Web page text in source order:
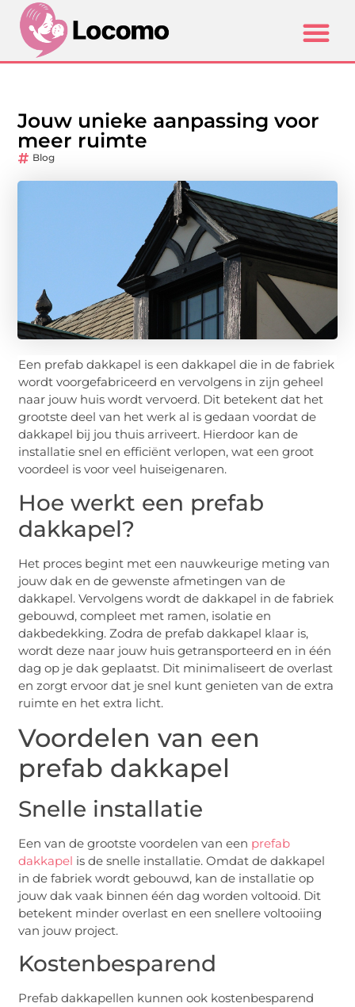
Jouw unieke aanpassing voor
meer ruimte
Blog
Een prefab dakkapel is een dakkapel die in de fabriek
wordt voorgefabriceerd en vervolgens in zijn geheel
naar jouw huis wordt vervoerd. Dit betekent dat het
grootste deel van het werk al is gedaan voordat de
dakkapel bij jou thuis arriveert. Hierdoor kan de
installatie snel en efficiënt verlopen, wat een groot
voordeel is voor veel huiseigenaren.
Hoe werkt een prefab
dakkapel?
Het proces begint met een nauwkeurige meting van
jouw dak en de gewenste afmetingen van de
dakkapel. Vervolgens wordt de dakkapel in de fabriek
gebouwd, compleet met ramen, isolatie en
dakbedekking. Zodra de prefab dakkapel klaar is,
wordt deze naar jouw huis getransporteerd en in één
dag op je dak geplaatst. Dit minimaliseert de overlast
en zorgt ervoor dat je snel kunt genieten van de extra
ruimte en het extra licht.
Voordelen van een
prefab dakkapel
Snelle installatie
Een van de grootste voordelen van een prefab
dakkapel is de snelle installatie. Omdat de dakkapel
in de fabriek wordt gebouwd, kan de installatie op
jouw dak vaak binnen één dag worden voltooid. Dit
betekent minder overlast en een snellere voltooiing
van jouw project.
Kostenbesparend
Prefab dakkapellen kunnen ook kostenbesparend